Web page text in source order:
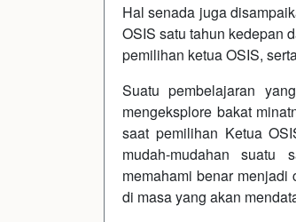
Hal senada juga
OSIS satu tahun kedepan
pemilihan ketua OSIS,
Suatu pembelajaran
mengeksplore bakat
saat pemilihan Ketua
mudah-mudahan suatu
memahami benar
di masa yang akan